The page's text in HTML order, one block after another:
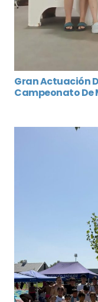
Gran Actuación
Campeonato De